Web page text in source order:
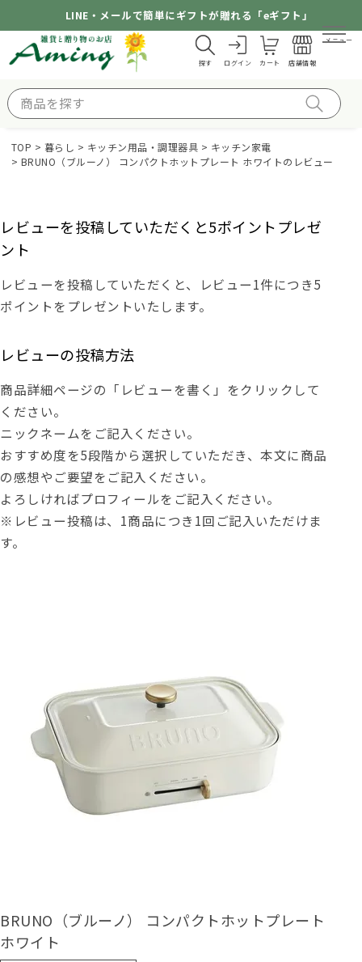
LINE・メールで簡単にギフトが贈れる「eギフト」
探す ログイン カート 店舗情報
メニュー
TOP 暮らし キッチン用品・調理器具
キッチン家電
BRUNO（ブルーノ） コンパクトホットプレート ホワイトのレビュー
レビューを投稿していただくと5ポイントプレゼ
ント
レビューを投稿していただくと、レビュー1件につき5
ポイントをプレゼントいたします。
レビューの投稿方法
商品詳細ページの「レビューを書く」をクリックして
ください。
ニックネームをご記入ください。
おすすめ度を5段階から選択していただき、本文に商品
の感想やご要望をご記入ください。
よろしければプロフィールをご記入ください。
※レビュー投稿は、1商品につき1回ご記入いただけま
す。
BRUNO（ブルーノ） コンパクトホットプレート
ホワイト